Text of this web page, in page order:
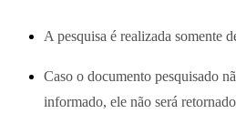
A pesquisa é realizada somente
Caso o documento pesquisado
informado, ele não será